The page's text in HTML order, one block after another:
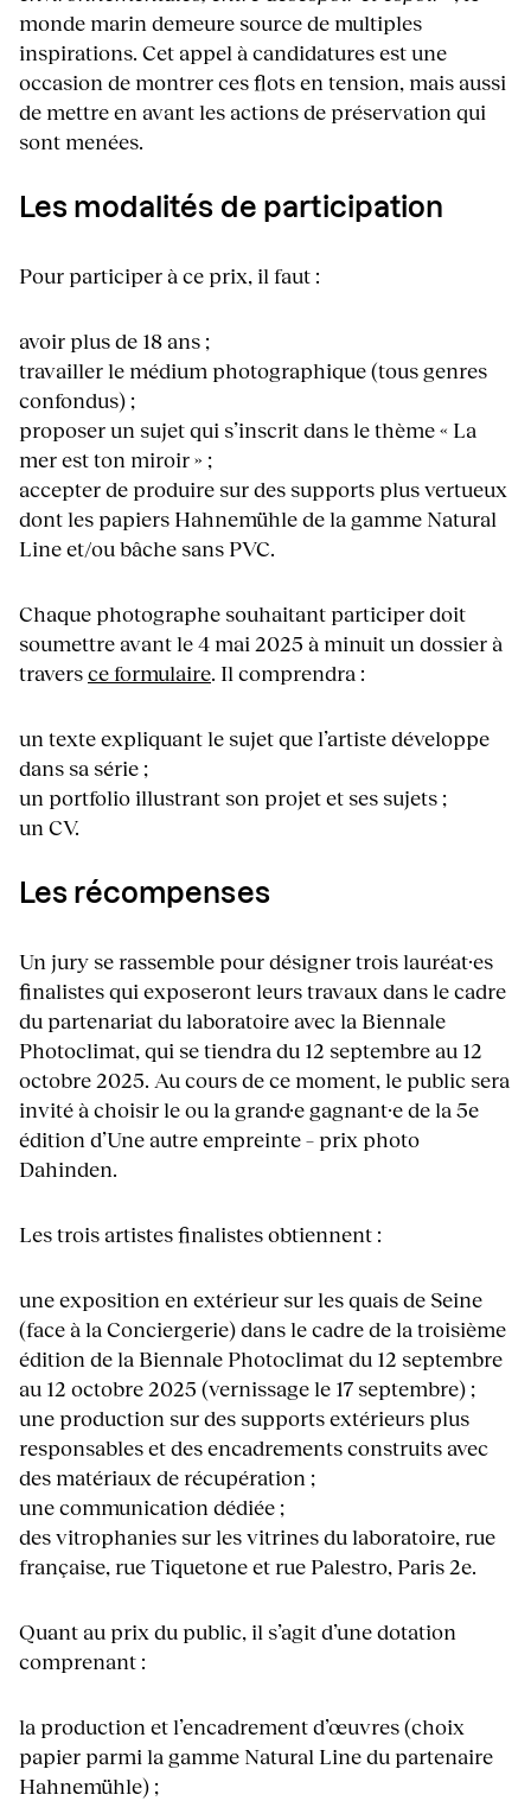
monde marin demeure source de multiples
inspirations. Cet appel à candidatures est une
occasion de montrer ces flots en tension, mais aussi
de mettre en avant les actions de préservation qui
sont menées.
Les modalités de participation
Pour participer à ce prix, il faut :
avoir plus de 18 ans ;
travailler le médium photographique (tous genres
confondus) ;
proposer un sujet qui s’inscrit dans le thème « La
mer est ton miroir » ;
accepter de produire sur des supports plus vertueux
dont les papiers Hahnemühle de la gamme Natural
Line et/ou bâche sans PVC.
Chaque photographe souhaitant participer doit
soumettre avant le 4 mai 2025 à minuit un dossier à
traversce formulaire. Il comprendra :
un texte expliquant le sujet que l’artiste développe
dans sa série ;
un portfolio illustrant son projet et ses sujets ;
un CV.
Les récompenses
Un jury se rassemble pour désigner trois lauréat·es
finalistes qui exposeront leurs travaux dans le cadre
du partenariat du laboratoire avec la Biennale
Photoclimat, qui se tiendra du 12 septembre au 12
octobre 2025. Au cours de ce moment, le public sera
invité à choisir le ou la grand·e gagnant·e de la 5e
édition d’Une autre empreinte – prix photo
Dahinden.
Les trois artistes finalistes obtiennent :
une exposition en extérieur sur les quais de Seine
(face à la Conciergerie) dans le cadre de la troisième
édition de la Biennale Photoclimat du 12 septembre
au 12 octobre 2025 (vernissage le 17 septembre) ;
une production sur des supports extérieurs plus
responsables et des encadrements construits avec
des matériaux de récupération ;
une communication dédiée ;
des vitrophanies sur les vitrines du laboratoire, rue
française, rue Tiquetone et rue Palestro, Paris 2e.
Quant au prix du public, il s’agit d’une dotation
comprenant :
la production et l’encadrement d’œuvres (choix
papier parmi la gamme Natural Line du partenaire
Hahnemühle) ;